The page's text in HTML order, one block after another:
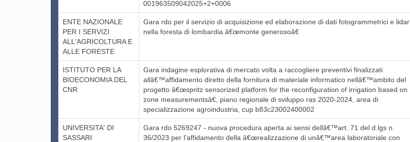
001963509042025+2+0006
ENTE NAZIONALE
PER I SERVIZI
ALL'AGRICOLTURA E
ALLE FORESTE
Gara rdo per il servizio di acquisizione ed elaborazione di dati fotogrammetrici e lidar
nella foresta di lombardia â€œmonte generosoâ€
ISTITUTO PER LA
BIOECONOMIA DEL
CNR
Gara indagine esplorativa di mercato volta a raccogliere preventivi finalizzati
allâ€™affidamento diretto della fornitura di materiale informatico nellâ€™ambito del
progetto â€œspritz sensorized platform for the reconfiguration of irrigation based on
zone measurementsâ€, piano regionale di sviluppo ras 2020-2024, area di
specializzazione agroindustria, cup b83c23002400002
UNIVERSITA' DI
SASSARI
Gara rdo 5269247 - nuova procedura aperta ai sensi dellâ€™art. 71 del d.lgs n.
36/2023 per l'affidamento della â€œrealizzazione di unâ€™area laboratoriale con